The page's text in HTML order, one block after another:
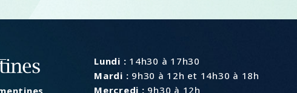
Lundi : 14h30 à 17h30
Mardi : 9h30 à 12h et 14h30 à 18h
Mercredi : 9h30 à 12h